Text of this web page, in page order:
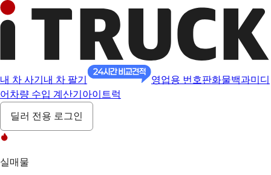
내 차 사기 내 차 팔기 영업용 번호판화물백과미디
어 차량 수입 계산기 아이트럭
딜러 전용 로그인
실매물